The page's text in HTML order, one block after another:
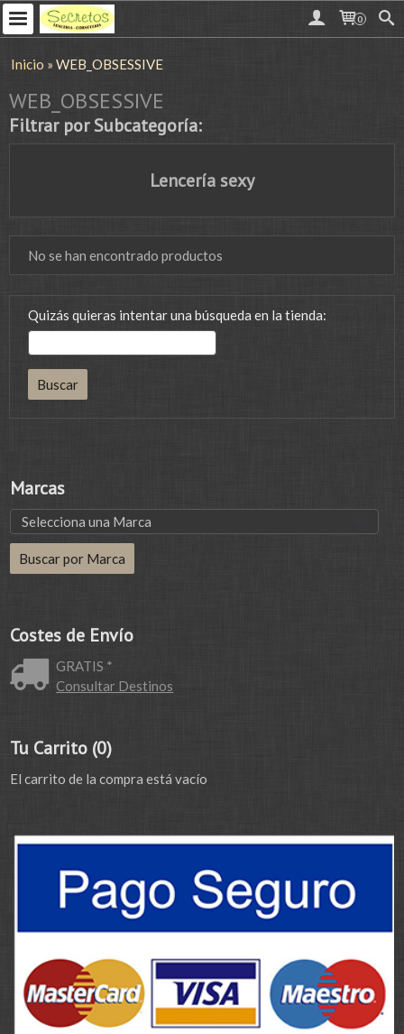
0
Marcas
Costes de Envío
GRATIS *
Consultar Destinos
Tu Carrito (0)
El carrito de la compra está vacío
Inicio » WEB_OBSESSIVE
WEB_OBSESSIVE
Filtrar por Subcategoría:
Lencería sexy
No se han encontrado productos
Quizás quieras intentar una búsqueda en la tienda: